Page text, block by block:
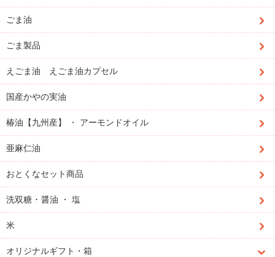
ごま油
ごま製品
えごま油 えごま油カプセル
国産かやの実油
椿油【九州産】 ・ アーモンドオイル
亜麻仁油
おとくなセット商品
洗双糖 ･ 醤油 ・ 塩
米
オリジナルギフト・箱